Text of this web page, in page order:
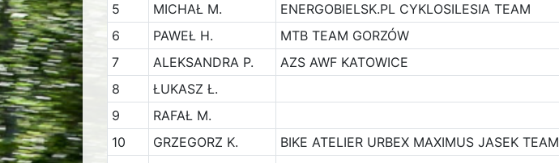
5
MICHAŁ M. ENERGOBIELSK.PL CYKLOSILESIA TEAM
6
PAWEŁ H. MTB TEAM GORZÓW
7
ALEKSANDRA P. AZS AWF KATOWICE
8
ŁUKASZ Ł.
9
RAFAŁ M.
10
GRZEGORZ K. BIKE ATELIER URBEX MAXIMUS JASEK TEAM